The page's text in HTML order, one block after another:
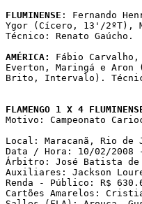
FLUMINENSE : Fernando
Ygor (Cícero, 13'/2ºT),
Técnico: Renato Gaúcho.
AMÉRICA:
Fábio
Everton, Maringá e Aron
Brito, Intervalo).
FLAMENGO 1 X 4
Motivo: Campeonato
Local: Maracanã, Rio de
Data / Hora: 10/02/
Árbitro: José Batista de
Auxiliares: Jackson
Renda - Público: R$
Cartões Amarelos: